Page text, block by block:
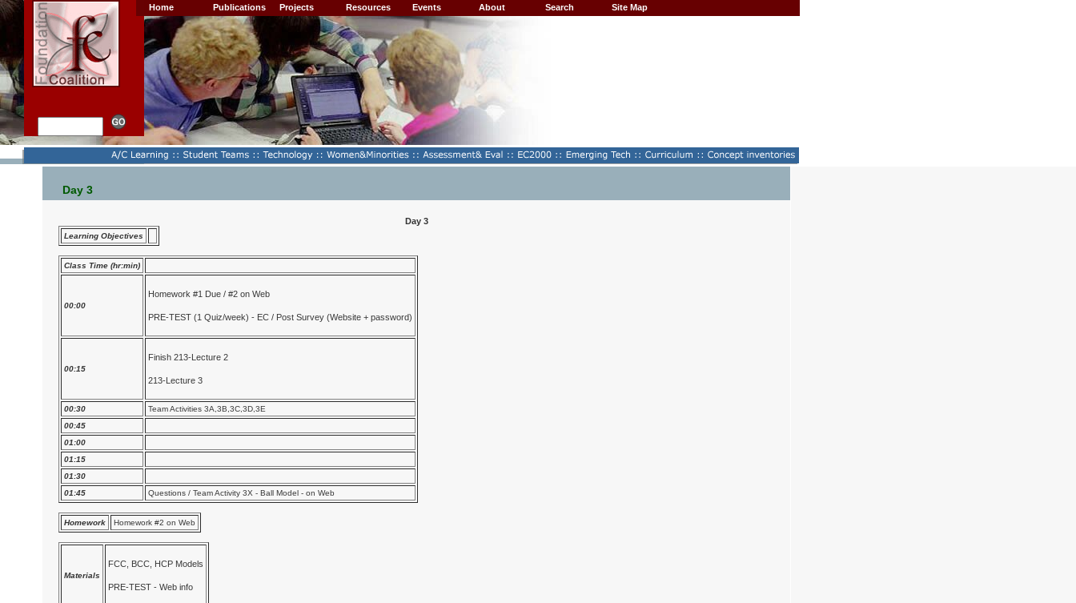
Home Publications Projects Resources Events About Search Site Map
Day 3
Day 3
Learning Objectives
Class Time (hr:min)
00:00
Homework #1 Due / #2 on Web
PRE-TEST (1 Quiz/week) - EC / Post Survey (Website + password)
00:15
Finish 213-Lecture 2
213-Lecture 3
00:30
Team Activities 3A,3B,3C,3D,3E
00:45
01:00
01:15
01:30
01:45
Questions / Team Activity 3X - Ball Model - on Web
Homework Homework #2 on Web
Materials
FCC, BCC, HCP Models
PRE-TEST - Web info